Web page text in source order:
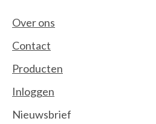
Over ons
Contact
Producten
Inloggen
Nieuwsbrief